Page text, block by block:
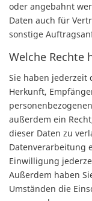
oder angebahnt
Daten auch für
sonstige
Welche Rechte
Sie haben jederzeit
Herkunft,
außerdem ein
dieser Daten zu
Datenverarbeitung
Einwilligung
Außerdem haben
Umständen die